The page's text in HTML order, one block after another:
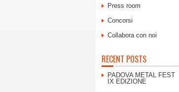
Press room
Concorsi
Collabora con noi
RECENT POSTS
PADOVA METAL FEST
IX EDIZIONE